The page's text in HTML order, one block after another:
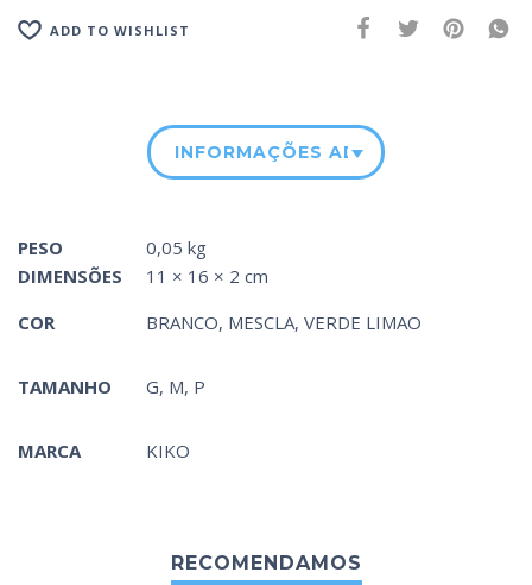
ADD TO WISHLIST
INFORMAÇÕES ADICIONAIS
PESO
0,05 kg
DIMENSÕES
11 × 16 × 2 cm
COR
BRANCO, MESCLA, VERDE LIMAO
TAMANHO G, M, P
MARCA KIKO
RECOMENDAMOS